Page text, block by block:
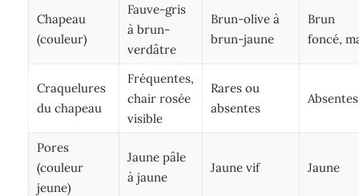
Chapeau
(couleur)
Fauve-gris
à brun-
verdâtre
Brun-olive à
brun-jaune
Brun
foncé,
Craquelures
du chapeau
Fréquentes,
chair rosée
visible
Rares ou
absentes
Absentes
Pores
(couleur
jeune)
Jaune pâle
à jaune
Jaune vif Jaune